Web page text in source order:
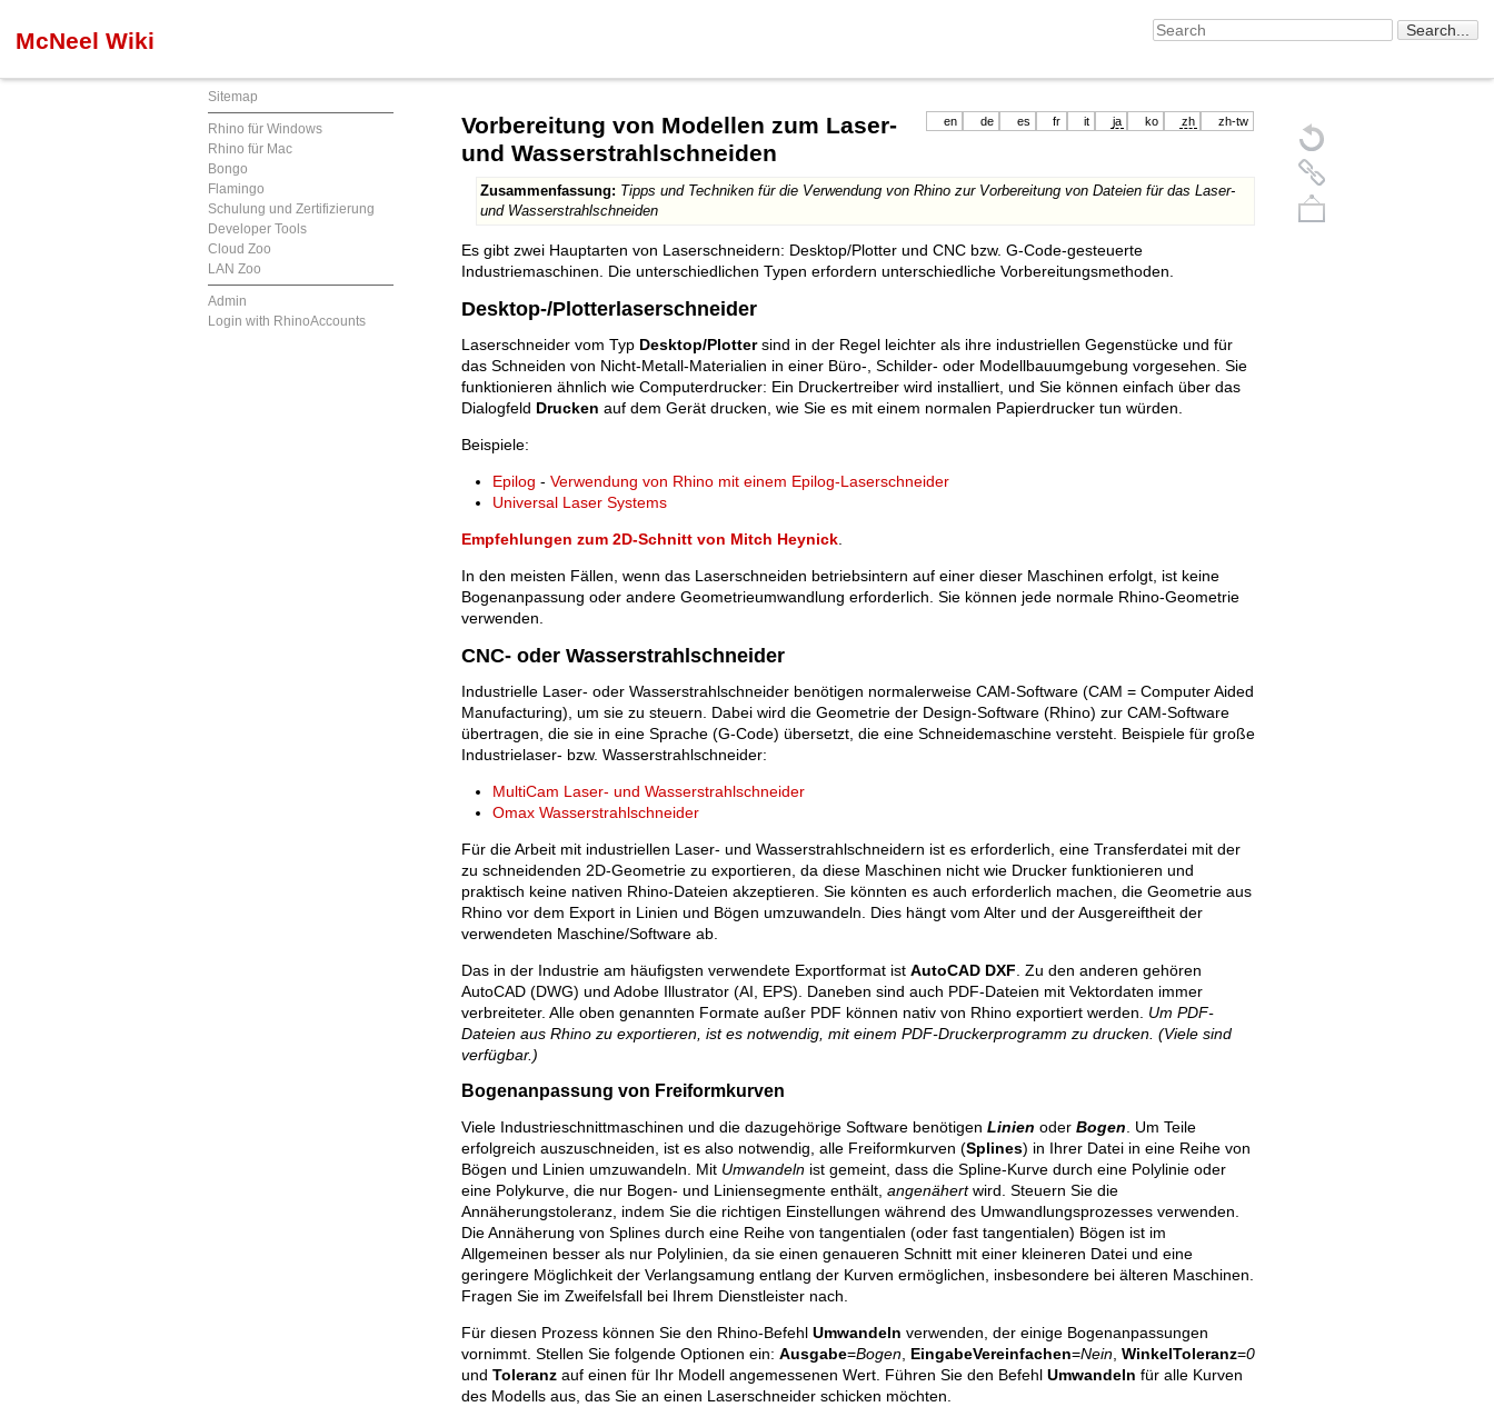
McNeel Wiki
Sitemap
Rhino für Windows
Rhino für Mac
Bongo
Flamingo
Schulung und Zertifizierung
Developer Tools
Cloud Zoo
LAN Zoo
Admin
Login with RhinoAccounts
en de es fr it ja ko zh zh-tw
Vorbereitung von Modellen zum Laser-
und Wasserstrahlschneiden
Zusammenfassung: Tipps und Techniken für die Verwendung von Rhino zur Vorbereitung von Dateien für das Laser-
und Wasserstrahlschneiden
Es gibt zwei Hauptarten von Laserschneidern: Desktop/Plotter und CNC bzw. G-Code-gesteuerte
Industriemaschinen. Die unterschiedlichen Typen erfordern unterschiedliche Vorbereitungsmethoden.
Desktop-/Plotterlaserschneider
Laserschneider vom Typ Desktop/Plottersind in der Regel leichter als ihre industriellen Gegenstücke und für
das Schneiden von Nicht-Metall-Materialien in einer Büro-, Schilder- oder Modellbauumgebung vorgesehen. Sie
funktionieren ähnlich wie Computerdrucker: Ein Druckertreiber wird installiert, und Sie können einfach über das
Dialogfeld Drucken auf dem Gerät drucken, wie Sie es mit einem normalen Papierdrucker tun würden.
Beispiele:
Epilog - Verwendung von Rhino mit einem Epilog-Laserschneider
Universal Laser Systems
Empfehlungen zum 2D-Schnitt von Mitch Heynick.
In den meisten Fällen, wenn das Laserschneiden betriebsintern auf einer dieser Maschinen erfolgt, ist keine
Bogenanpassung oder andere Geometrieumwandlung erforderlich. Sie können jede normale Rhino-Geometrie
verwenden.
CNC- oder Wasserstrahlschneider
Industrielle Laser- oder Wasserstrahlschneider benötigen normalerweise CAM-Software (CAM = Computer Aided
Manufacturing), um sie zu steuern. Dabei wird die Geometrie der Design-Software (Rhino) zur CAM-Software
übertragen, die sie in eine Sprache (G-Code) übersetzt, die eine Schneidemaschine versteht. Beispiele für große
Industrielaser- bzw. Wasserstrahlschneider:
MultiCam Laser- und Wasserstrahlschneider
Omax Wasserstrahlschneider
Für die Arbeit mit industriellen Laser- und Wasserstrahlschneidern ist es erforderlich, eine Transferdatei mit der
zu schneidenden 2D-Geometrie zu exportieren, da diese Maschinen nicht wie Drucker funktionieren und
praktisch keine nativen Rhino-Dateien akzeptieren. Sie könnten es auch erforderlich machen, die Geometrie aus
Rhino vor dem Export in Linien und Bögen umzuwandeln. Dies hängt vom Alter und der Ausgereiftheit der
verwendeten Maschine/Software ab.
Das in der Industrie am häufigsten verwendete Exportformat ist AutoCAD DXF. Zu den anderen gehören
AutoCAD (DWG) und Adobe Illustrator (AI, EPS). Daneben sind auch PDF-Dateien mit Vektordaten immer
verbreiteter. Alle oben genannten Formate außer PDF können nativ von Rhino exportiert werden. Um PDF-
Dateien aus Rhino zu exportieren, ist es notwendig, mit einem PDF-Druckerprogramm zu drucken. (Viele sind
verfügbar.)
Bogenanpassung von Freiformkurven
Viele Industrieschnittmaschinen und die dazugehörige Software benötigen Linien oder Bogen. Um Teile
erfolgreich auszuschneiden, ist es also notwendig, alle Freiformkurven (Splines) in Ihrer Datei in eine Reihe von
Bögen und Linien umzuwandeln. Mit Umwandeln ist gemeint, dass die Spline-Kurve durch eine Polylinie oder
eine Polykurve, die nur Bogen- und Liniensegmente enthält, angenähertwird. Steuern Sie die
Annäherungstoleranz, indem Sie die richtigen Einstellungen während des Umwandlungsprozesses verwenden.
Die Annäherung von Splines durch eine Reihe von tangentialen (oder fast tangentialen) Bögen ist im
Allgemeinen besser als nur Polylinien, da sie einen genaueren Schnitt mit einer kleineren Datei und eine
geringere Möglichkeit der Verlangsamung entlang der Kurven ermöglichen, insbesondere bei älteren Maschinen.
Fragen Sie im Zweifelsfall bei Ihrem Dienstleister nach.
Für diesen Prozess können Sie den Rhino-Befehl Umwandeln verwenden, der einige Bogenanpassungen
vornimmt. Stellen Sie folgende Optionen ein: Ausgabe=Bogen, EingabeVereinfachen=Nein, WinkelToleranz=0
und Toleranz auf einen für Ihr Modell angemessenen Wert. Führen Sie den Befehl Umwandeln für alle Kurven
des Modells aus, das Sie an einen Laserschneider schicken möchten.